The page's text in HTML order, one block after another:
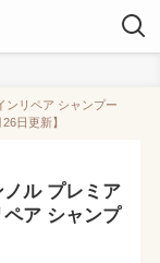
ンリペア シャンプー
日更新】
ル プレミア
ア シャンプ